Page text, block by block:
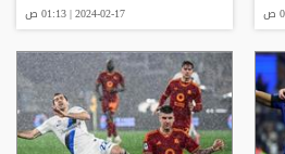
2024-02-17 | 01:13 ص